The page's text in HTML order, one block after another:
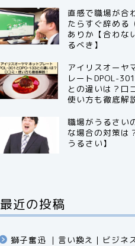
直感で職場が合
たらすぐ辞める
ありか【合わな
るべき】
アイリスオーヤ
レートDPOL-
との違いは？口
使い方も徹底解
職場がうるさい
な場合の対策は
うるさい】
最近の投稿
獅子奮迅 ｜言い換え｜ビジネ